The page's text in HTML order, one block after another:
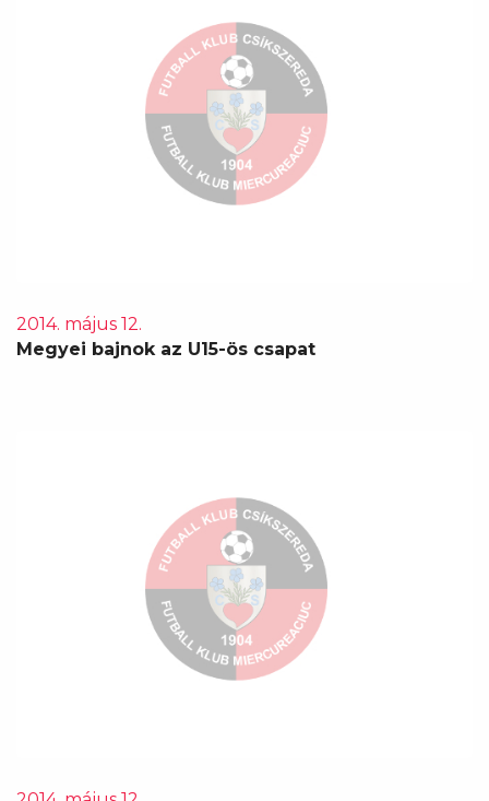
2014. május 12.
Megyei bajnok az U15-ös csapat